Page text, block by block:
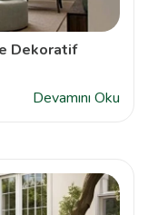
Dekoratif
Devamını Oku